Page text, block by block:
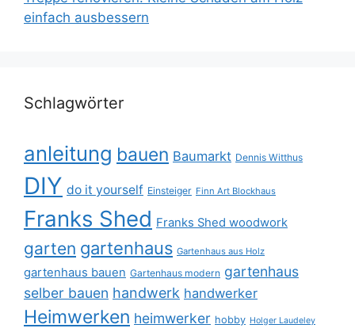
einfach ausbessern
Schlagwörter
anleitung bauen Baumarkt Dennis Witthus
DIY do it yourself Einsteiger Finn Art Blockhaus
Franks Shed Franks Shed woodwork
garten gartenhaus Gartenhaus aus Holz
gartenhaus bauen Gartenhaus modern gartenhaus
selber bauen handwerk handwerker
Heimwerken heimwerker hobby Holger Laudeley